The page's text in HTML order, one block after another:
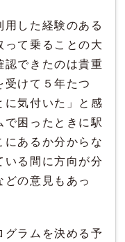
した経験のある
って乗ることの大
認できたのは貴重
受けて５年たつ
に気付いた」と感
で困ったときに駅
にあるか分からな
いる間に方向が分
の意見もあっ
グラムを決める予